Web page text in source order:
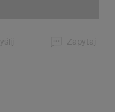
Zapytaj